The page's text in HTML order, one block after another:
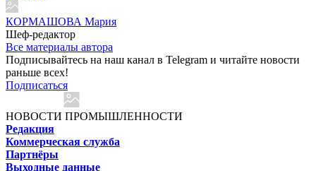
КОРМАШОВА Мария
Шеф-редактор
Все материалы автора
Подписывайтесь на наш канал в Telegram и читайте новости
раньше всех!
Подписаться
НОВОСТИ ПРОМЫШЛЕННОСТИ
Редакция
Коммерческая служба
Партнёры
Выходные данные